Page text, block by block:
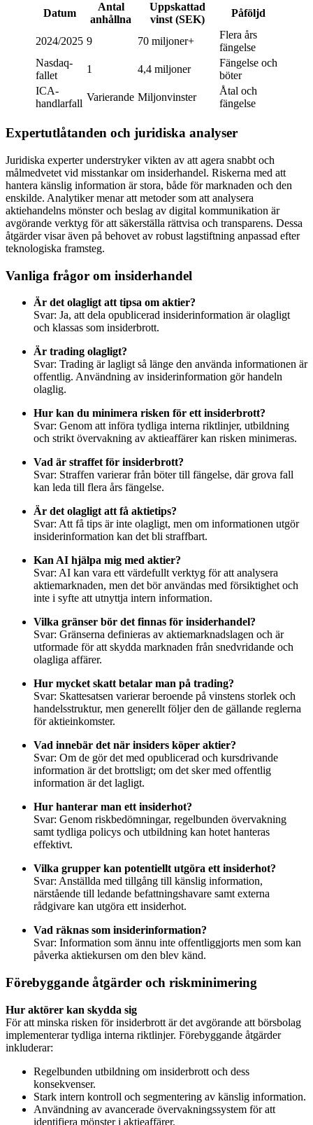
Datum
Antal
anhållna
Uppskattad
vinst (SEK)
Påföljd
2024/2025 9 70 miljoner+
Flera års
fängelse
Nasdaq-
fallet
1 4,4 miljoner
Fängelse och
böter
ICA-
handlarfall
Varierande Miljonvinster
Åtal och
fängelse
Expertutlåtanden och juridiska analyser
Juridiska experter understryker vikten av att agera snabbt och
målmedvetet vid misstankar om insiderhandel. Riskerna med att
hantera känslig information är stora, både för marknaden och den
enskilde. Analytiker menar att metoder som att analysera
aktiehandelns mönster och beslag av digital kommunikation är
avgörande verktyg för att säkerställa rättvisa och transparens. Dessa
åtgärder visar även på behovet av robust lagstiftning anpassad efter
teknologiska framsteg.
Vanliga frågor om insiderhandel
Är det olagligt att tipsa om aktier?
Svar: Ja, att dela opublicerad insiderinformation är olagligt
och klassas som insiderbrott.
Är trading olagligt?
Svar: Trading är lagligt så länge den använda informationen är
offentlig. Användning av insiderinformation gör handeln
olaglig.
Hur kan du minimera risken för ett insiderbrott?
Svar: Genom att införa tydliga interna riktlinjer, utbildning
och strikt övervakning av aktieaffärer kan risken minimeras.
Vad är straffet för insiderbrott?
Svar: Straffen varierar från böter till fängelse, där grova fall
kan leda till flera års fängelse.
Är det olagligt att få aktietips?
Svar: Att få tips är inte olagligt, men om informationen utgör
insiderinformation kan det bli straffbart.
Kan AI hjälpa mig med aktier?
Svar: AI kan vara ett värdefullt verktyg för att analysera
aktiemarknaden, men det bör användas med försiktighet och
inte i syfte att utnyttja intern information.
Vilka gränser bör det finnas för insiderhandel?
Svar: Gränserna definieras av aktiemarknadslagen och är
utformade för att skydda marknaden från snedvridande och
olagliga affärer.
Hur mycket skatt betalar man på trading?
Svar: Skattesatsen varierar beroende på vinstens storlek och
handelsstruktur, men generellt följer den de gällande reglerna
för aktieinkomster.
Vad innebär det när insiders köper aktier?
Svar: Om de gör det med opublicerad och kursdrivande
information är det brottsligt; om det sker med offentlig
information är det lagligt.
Hur hanterar man ett insiderhot?
Svar: Genom riskbedömningar, regelbunden övervakning
samt tydliga policys och utbildning kan hotet hanteras
effektivt.
Vilka grupper kan potentiellt utgöra ett insiderhot?
Svar: Anställda med tillgång till känslig information,
närstående till ledande befattningshavare samt externa
rådgivare kan utgöra ett insiderhot.
Vad räknas som insiderinformation?
Svar: Information som ännu inte offentliggjorts men som kan
påverka aktiekursen om den blev känd.
Förebyggande åtgärder och riskminimering
Hur aktörer kan skydda sig
För att minska risken för insiderbrott är det avgörande att börsbolag
implementerar tydliga interna riktlinjer. Förebyggande åtgärder
inkluderar:
Regelbunden utbildning om insiderbrott och dess
konsekvenser.
Stark intern kontroll och segmentering av känslig information.
Användning av avancerade övervakningssystem för att
identifiera mönster i aktieaffärer.